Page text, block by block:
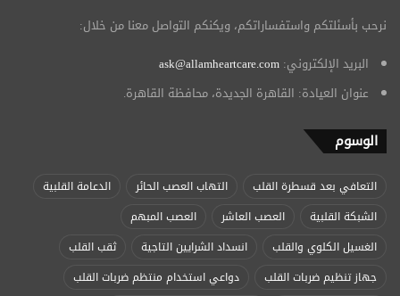
نرحب بأسئلتكم واستفساراتكم، ويكنكم التواصل معنا من خلال:
البريد الإلكتروني: ask@allamheartcare.com
عنوان العيادة: القاهرة الجديدة، محافظة القاهرة.
الوسوم
التعافي بعد قسطرة القلب التهاب العصب الحائر
الدعامة القلبية
الشبكة القلبية
العصب العاشر
العصب المبهم
الغسيل الكلوي والقلب
انسداد الشرايين التاجية
ثقب القلب
جهاز تنظيم ضربات القلب
دواعي استخدام منتظم ضربات القلب